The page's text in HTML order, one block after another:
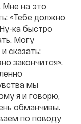
Мне на это
«Тебе должно
ка быстро
Могу
сказать:
закончится».
мы
я и говорю,
обманчивы.
по поводу